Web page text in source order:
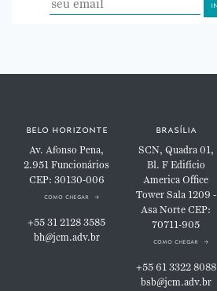
belo horizonte
Av. Afonso Pena,
2.951Funcionários
CEP: 30130-006
como chegar
+55 31 2128 3585
bh@jcm.adv.br
brasília
SCN, Quadra 01,
Bl. FEdifício
America Office
TowerSala 1209 -
Asa NorteCEP:
70711-905
como chegar
+55 61 3322 8088
bsb@jcm.adv.br